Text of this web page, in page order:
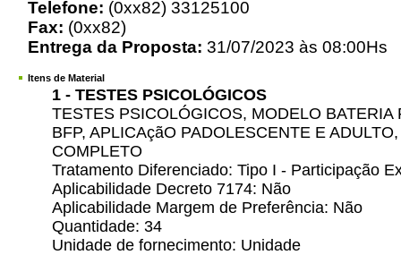
Telefone: (0xx82) 33125100
Fax: (0xx82)
Entrega da Proposta: 31/07/2023 às 08:00Hs
Itens de Material
1 - TESTES PSICOLÓGICOS
TESTES PSICOLÓGICOS, MODELO
BFP, APLICAçãO PADOLESCENTE E
COMPLETO
Tratamento Diferenciado: Tipo I - Participação
Aplicabilidade Decreto 7174: Não
Aplicabilidade Margem de Preferência: Não
Quantidade: 34
Unidade de fornecimento: Unidade